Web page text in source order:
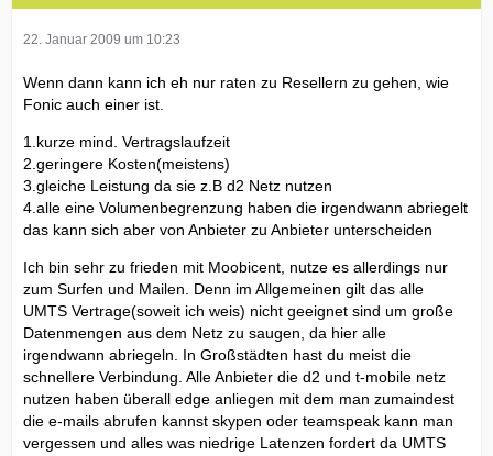
22. Januar 2009 um 10:23
Wenn dann kann ich eh nur raten zu Resellern zu gehen, wie
Fonic auch einer ist.
1.kurze mind. Vertragslaufzeit
2.geringere Kosten(meistens)
3.gleiche Leistung da sie z.B d2 Netz nutzen
4.alle eine Volumenbegrenzung haben die irgendwann abriegelt
das kann sich aber von Anbieter zu Anbieter unterscheiden
Ich bin sehr zu frieden mit Moobicent, nutze es allerdings nur
zum Surfen und Mailen. Denn im Allgemeinen gilt das alle
UMTS Vertrage(soweit ich weis) nicht geeignet sind um große
Datenmengen aus dem Netz zu saugen, da hier alle
irgendwann abriegeln. In Großstädten hast du meist die
schnellere Verbindung. Alle Anbieter die d2 und t-mobile netz
nutzen haben überall edge anliegen mit dem man zumaindest
die e-mails abrufen kannst skypen oder teamspeak kann man
vergessen und alles was niedrige Latenzen fordert da UMTS